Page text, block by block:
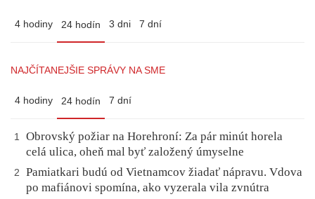
4 hodiny 24 hodín 3 dni 7 dní
NAJČÍTANEJŠIE SPRÁVY NA SME
4 hodiny 24 hodín 7 dní
1
Obrovský požiar na Horehroní: Za pár minút horela
celá ulica, oheň mal byť založený úmyselne
2
Pamiatkari budú od Vietnamcov žiadať nápravu. Vdova
po mafiánovi spomína, ako vyzerala vila zvnútra